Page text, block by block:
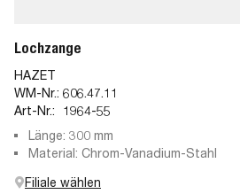
Lochzange
HAZET
WM-Nr.: 606.47.11
Art-Nr.:
1964-55
Länge: 300 mm
Material: Chrom-Vanadium-Stahl
Filiale wählen